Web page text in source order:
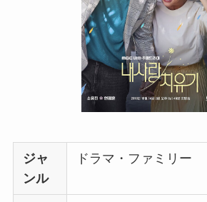
ジャ
ンル
ドラマ・ファミリー